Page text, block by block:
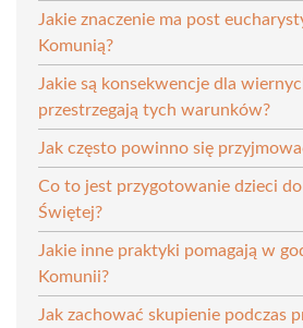
Jakie znaczenie ma post
Komunią?
Jakie są konsekwencje dla
przestrzegają tych warunków?
Jak często powinno się
Co to jest przygotowanie dzieci
Świętej?
Jakie inne praktyki pomagają w
Komunii?
Jak zachować skupienie podczas